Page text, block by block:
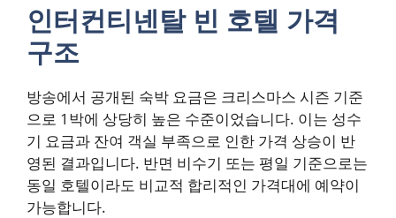
인터컨티넨탈 빈 호텔 가격
구조
방송에서 공개된 숙박 요금은 크리스마스 시즌 기준
으로 1박에 상당히 높은 수준이었습니다. 이는 성수
기 요금과 잔여 객실 부족으로 인한 가격 상승이 반
영된 결과입니다. 반면 비수기 또는 평일 기준으로는
동일 호텔이라도 비교적 합리적인 가격대에 예약이
가능합니다.